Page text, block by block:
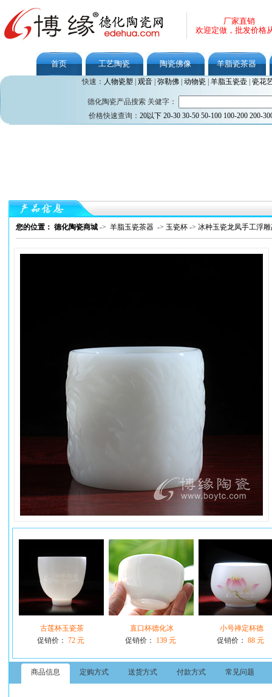
厂家直销
欢迎定做，批发价格
首页 工艺陶瓷 陶瓷佛像 羊脂瓷茶器
快速： 人物瓷塑 观音| 弥勒佛| 动物瓷| 羊脂玉瓷壶| 瓷花
德化陶瓷产品搜索 关健字：
价格快速查询： 20以下 20-30 30-50 50-100 100-200 200-
您的位置： 德化陶瓷商城 -> 羊脂玉瓷茶器 -> 玉瓷杯 -> 冰种玉瓷龙凤手工浮
古莲杯玉瓷茶
促销价： 72 元
直口杯德化冰
促销价：
139 元
小号禅定杯德
促销价： 88 元
商品信息 定购方式 送货方式 付款方式 常见问题